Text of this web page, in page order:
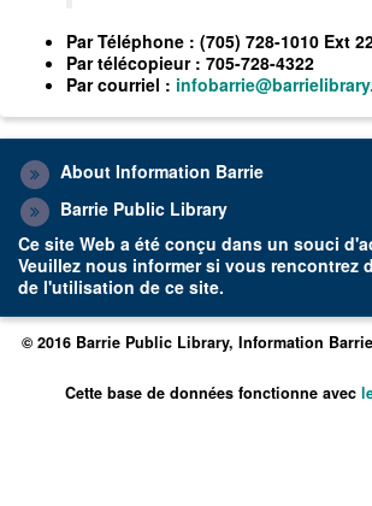
ParTéléphone : (705) 728-1010 Ext
Partélécopieur: 705-728-4322
Parcourriel :
About Information Barrie
Barrie Public Library
Ce site Web a été conçu dans un souci
Veuillez nous informersi vous rencontrez
de l'utilisation de ce site.
© 2016 Barrie Public Library, Information Barrie
Cette base de données fonctionne avec